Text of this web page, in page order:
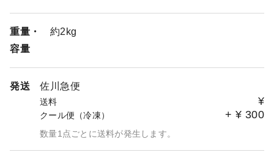
重量・
容量
約2kg
発送 佐川急便
送料 ¥
クール便（冷凍） + ¥ 300
数量1点ごとに送料が発生します。